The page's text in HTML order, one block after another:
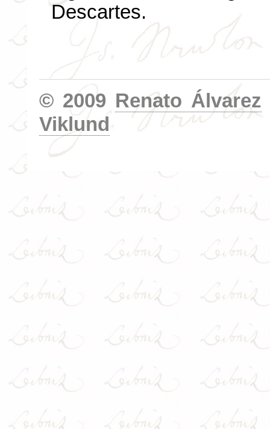
Descartes.
© 2009 Renato Álvarez
Viklund